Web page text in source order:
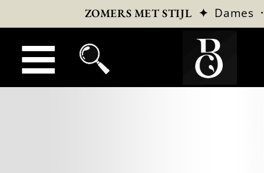
ZOMERS MET STIJL ✦ Dames